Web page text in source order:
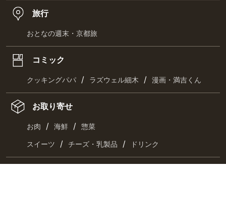
旅行
おとなの週末・京都旅
コミック
クッキングパパ / ラズウェル細木 / 漫画・満吉くん
お取り寄せ
お肉 / 海鮮 / 惣菜
スイーツ / チーズ・乳製品 / ドリンク